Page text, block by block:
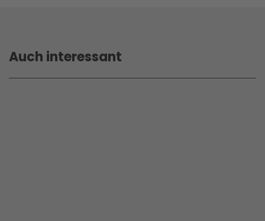
Auch interessant